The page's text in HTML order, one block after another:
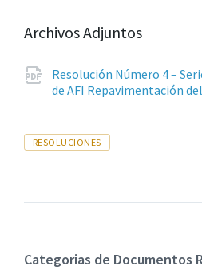
Archivos Adjuntos
Resolución Número 4 –
de AFI Repavimentación
Tags
RESOLUCIONES
Categorias de Documentos